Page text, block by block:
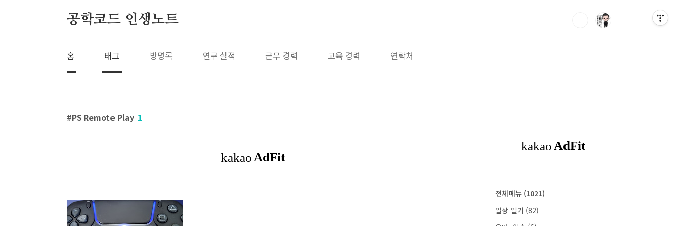
공학코드 인생노트
홈 태그 방명록 연구 실적 근무 경력 교육 경력 연락처
PS Remote Play 1
전체메뉴 (1021)
일상 일기 (82)